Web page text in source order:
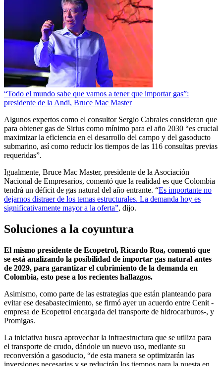
“Todo el mundo sabe que vamos a tener que importar gas”:
presidente de la Andi, Bruce Mac Master
Algunos expertos como el consultor Sergio Cabrales consideran que
para obtener gas de Sirius como mínimo para el año 2030 “es crucial
maximizar la eficiencia en el desarrollo del campo y del gasoducto
submarino, así como reducir los tiempos de las 116 consultas previas
requeridas”.
Igualmente, Bruce Mac Master, presidente de la Asociación
Nacional de Empresarios, comentó que la realidad es que Colombia
tendrá un déficit de gas natural del año entrante. “Es importante no
dejarnos distraer de los temas estructurales. La demanda hoy es
significativamente mayor a la oferta”, dijo.
Soluciones a la coyuntura
El mismo presidente de Ecopetrol, Ricardo Roa, comentó que
se está analizando la posibilidad de importar gas natural antes
de 2029, para garantizar el cubrimiento de la demanda en
Colombia, esto pese a los recientes hallazgos.
Asimismo, como parte de las estrategias que están planteando para
evitar ese desabastecimiento, se firmó ayer un acuerdo entre Cenit -
empresa de Ecopetrol encargada del transporte de hidrocarburos-, y
Promigas.
La iniciativa busca aprovechar la infraestructura que se utiliza para
el transporte de crudo, dándole un nuevo uso, mediante su
reconversión a gasoducto, “de esta manera se optimizarán las
inversiones necesarias y se reducirán los tiempos para la puesta en